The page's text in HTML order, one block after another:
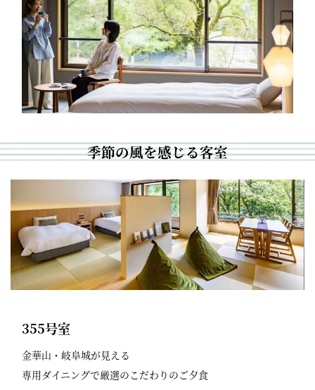
季節の風を感じる客室
355号室
金華山・岐阜城が見える
専用ダイニングで厳選のこだわりのご夕食